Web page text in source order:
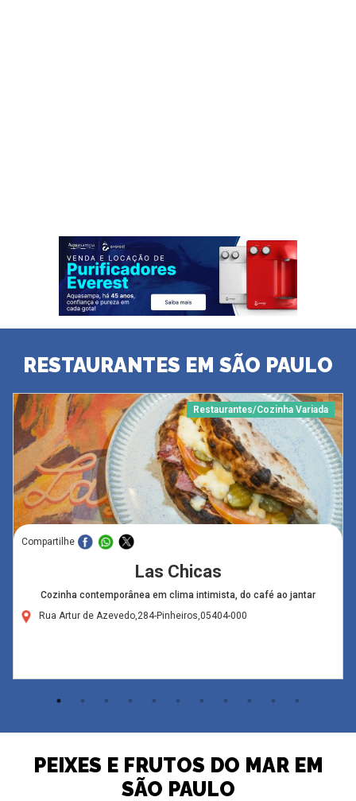
RESTAURANTES EM SÃO PAULO
Restaurantes/Cozinha Variada
Compartilhe
Las Chicas
Cozinha contemporânea em clima intimista, do café ao jantar
Rua Artur de Azevedo,284-Pinheiros,05404-000
PEIXES E FRUTOS DO MAR EM
SÃO PAULO